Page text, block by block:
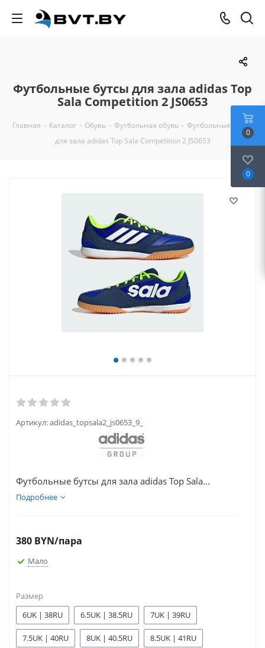
Футбольные бутсы для зала adidas Top
Sala Competition 2 JS0653
Главная - Каталог - Обувь - Футбольная обувь - Футбольные бутсы
для зала adidas Top Sala Competition 2 JS0653
Артикул:adidas_topsala2_js0653_9_
Футбольные бутсы для зала adidas Top Sala...
Подробнее
380 BYN/пара
Мало
Размер
6UK | 38RU
6.5UK | 38.5RU 7UK | 39RU
7.5UK | 40RU 8UK | 40.5RU 8.5UK | 41RU
0
0